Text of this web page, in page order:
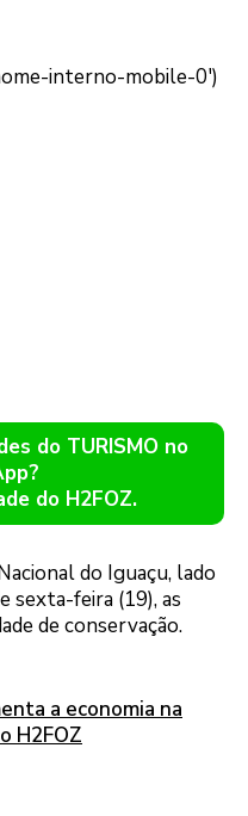
do TURISMO no
do H2FOZ.
do Iguaçu, lado
sexta-feira (19), as
de conservação.
a economia na
H2FOZ